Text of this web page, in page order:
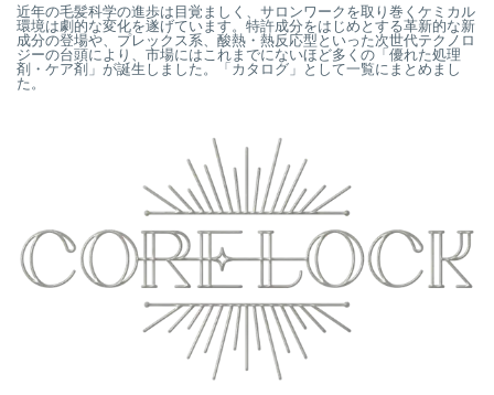
近年の毛髪科学の進歩は目覚ましく、サロンワークを取り巻くケミカル
環境は劇的な変化を遂げています。特許成分をはじめとする革新的な新
成分の登場や、プレックス系、酸熱・熱反応型といった次世代テクノロ
ジーの台頭により、市場にはこれまでにないほど多くの「優れた処理
剤・ケア剤」が誕生しました。「カタログ」として一覧にまとめまし
た。